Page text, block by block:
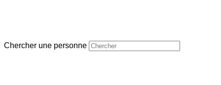
Chercher une personne